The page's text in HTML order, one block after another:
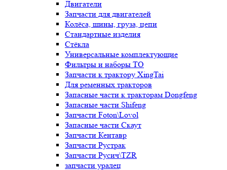
Двигатели
Запчасти для двигателей
Колёса, шины, груза, цепи
Стандартные изделия
Стёкла
Универсальные комплектующие
Фильтры и наборы ТО
Запчасти к трактору XingTai
Для ременных тракторов
Запасные части к тракторам Dongfeng
Запасные части Shifeng
Запчасти Foton\Lovol
Запасные части Скаут
Запчасти Кентавр
Запчасти Рустрак
Запчасти Русич\TZR
запчасти уралец